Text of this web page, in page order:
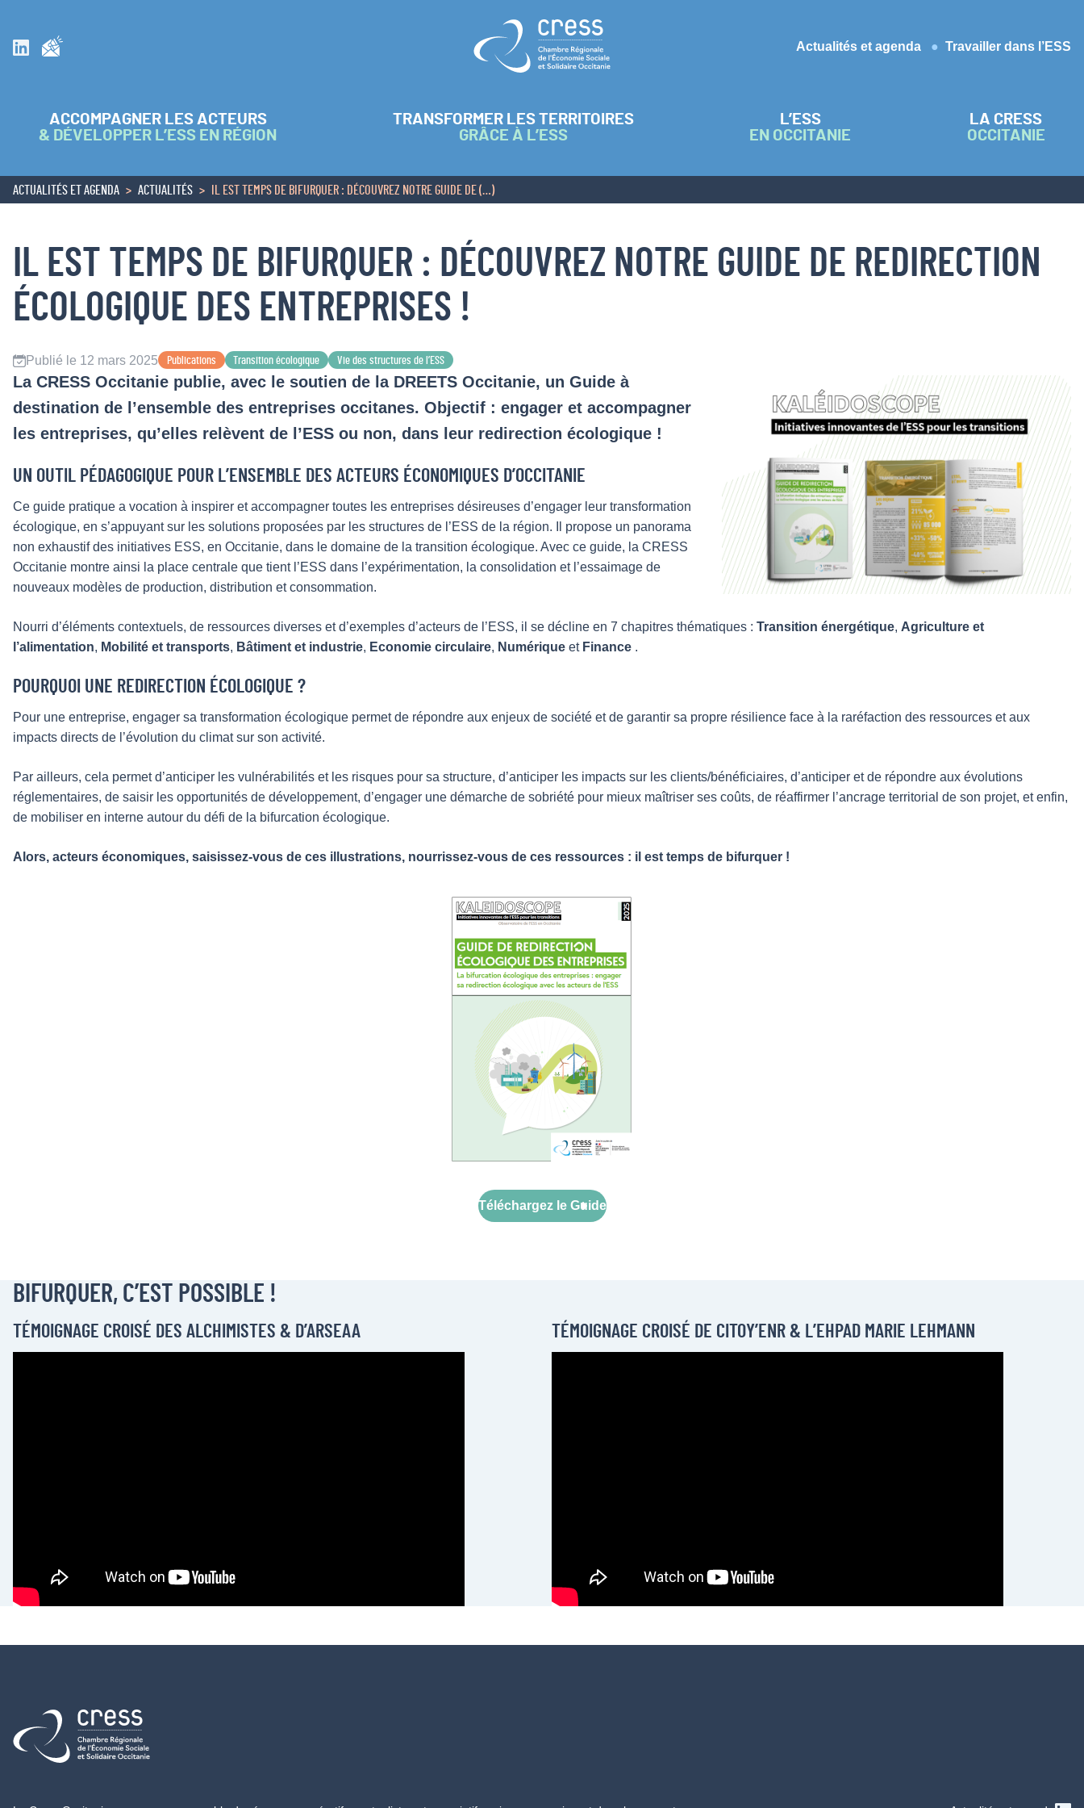
Suivez nous sur Linkedin
Retour à l'accueil
Actualités et agenda
Travailler dans l’ESS
ACCOMPAGNER LES ACTEURS
& DÉVELOPPER L’ESS EN RÉGION
TRANSFORMER LES TERRITOIRES
GRÂCE À L’ESS
L’ESS
EN OCCITANIE
LA CRESS
OCCITANIE
ACCUEIL
ACTUALITÉS ET AGENDA ACTUALITÉS IL EST TEMPS DE BIFURQUER : DÉCOUVREZ NOTRE GUIDE DE (…)
IL EST TEMPS DE BIFURQUER : DÉCOUVREZ NOTRE GUIDE DE REDIRECTION
ÉCOLOGIQUE DES ENTREPRISES !
Publié le 12 mars 2025 Publications Transition écologique Vie des structures de l’ESS
La CRESS Occitanie publie, avec le soutien de la DREETS Occitanie, un Guide à
destination de l’ensemble des entreprises occitanes. Objectif : engager et accompagner
les entreprises, qu’elles relèvent de l’ESS ou non, dans leur redirection écologique !
UN OUTIL PÉDAGOGIQUE POUR L’ENSEMBLE DES ACTEURS ÉCONOMIQUES D’OCCITANIE
Ce guide pratique a vocation à inspirer et accompagner toutes les entreprises désireuses d’engager leur transformation
écologique, en s’appuyant sur les solutions proposées par les structures de l’ESS de la région. Il propose un panorama
non exhaustif des initiatives ESS, en Occitanie, dans le domaine de la transition écologique. Avec ce guide, la CRESS
Occitanie montre ainsi la place centrale que tient l’ESS dans l’expérimentation, la consolidation et l’essaimage de
nouveaux modèles de production, distribution et consommation.
Nourri d’éléments contextuels, de ressources diverses et d’exemples d’acteurs de l’ESS, il se décline en 7 chapitres thématiques : Transition énergétique, Agriculture et
l’alimentation, Mobilité et transports, Bâtiment et industrie, Economie circulaire, Numérique et Finance .
POURQUOI UNE REDIRECTION ÉCOLOGIQUE ?
Pour une entreprise, engager sa transformation écologique permet de répondre aux enjeux de société et de garantir sa propre résilience face à la raréfaction des ressources et aux
impacts directs de l’évolution du climat sur son activité.
Par ailleurs, cela permet d’anticiper les vulnérabilités et les risques pour sa structure, d’anticiper les impacts sur les clients/bénéficiaires, d’anticiper et de répondre aux évolutions
réglementaires, de saisir les opportunités de développement, d’engager une démarche de sobriété pour mieux maîtriser ses coûts, de réaffirmer l’ancrage territorial de son projet, et enfin,
de mobiliser en interne autour du défi de la bifurcation écologique.
Alors, acteurs économiques, saisissez-vous de ces illustrations, nourrissez-vous de ces ressources : il est temps de bifurquer !
Téléchargez le Guide
BIFURQUER, C’EST POSSIBLE !
TÉMOIGNAGE CROISÉ DES ALCHIMISTES & D’ARSEAA TÉMOIGNAGE CROISÉ DE CITOY’ENR & L’EHPAD MARIE LEHMANN
Retour à l'accueil